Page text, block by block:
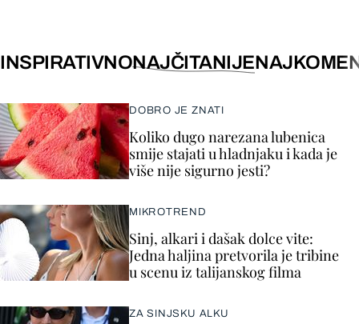
INSPIRATIVNONAJČITANIJE
DOBRO JE ZNATI
Koliko dugo narezana lubenica
smije stajati u hladnjaku i kada je
više nije sigurno jesti?
MIKROTREND
Sinj, alkari i dašak dolce vite:
Jedna haljina pretvorila je tribine
u scenu iz talijanskog filma
ZA SINJSKU ALKU